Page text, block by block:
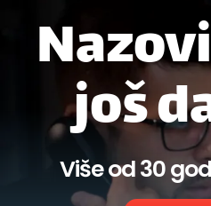
još
Više od 30